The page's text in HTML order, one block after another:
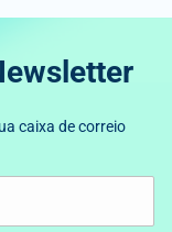
caixa de correio